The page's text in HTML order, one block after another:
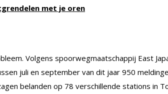
met je oren
Volgens spoorwegmaatschappij East
juli en september van dit jaar 950
belanden op 78 verschillende stations in